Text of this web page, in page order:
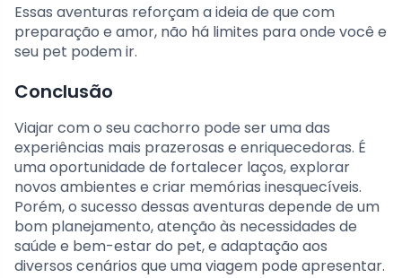
Essas aventuras reforçam a ideia de que com
preparação e amor, não há limites para onde você e
seu pet podem ir.
Conclusão
Viajar com o seu cachorro pode ser uma das
experiências mais prazerosas e enriquecedoras. É
uma oportunidade de fortalecer laços, explorar
novos ambientes e criar memórias inesquecíveis.
Porém, o sucesso dessas aventuras depende de um
bom planejamento, atenção às necessidades de
saúde e bem-estar do pet, e adaptação aos
diversos cenários que uma viagem pode apresentar.